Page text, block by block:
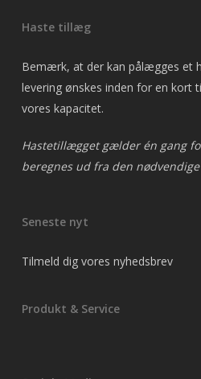
Haste tillæg
Bemærk, at der kan pålægges et
levering ønskes inden for en kort
vores kapacitet.
Hastetillægget gælder én gang
beregnes ud fra den
Seneste nyt
Tilmeld dig vores nyhedsbrev
Produkt & Service